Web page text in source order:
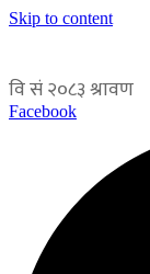
Skip to content
Facebook